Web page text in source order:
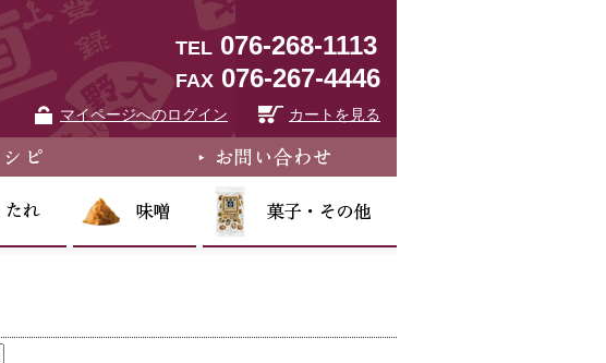
TEL 076-268-1113
FAX 076-267-4446
マイページへのログイン カートを見る